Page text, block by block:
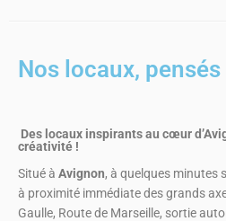
Nos locaux,
Des locaux inspirants au cœur
créativité !
Situé à Avignon, à quelques minutes
à proximité immédiate des grands
Gaulle, Route de Marseille, sortie